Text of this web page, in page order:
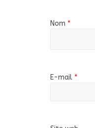
Nom *
E-mail *